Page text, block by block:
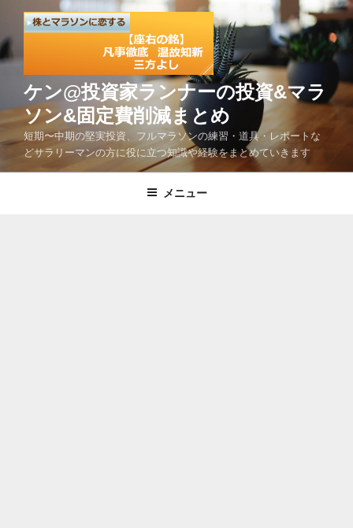
テ
ン
ス
キ
ケン@投資家ランナーの投資&マラ
ソン&固定費削減まとめ
短期〜中期の堅実投資、フルマラソンの練習・道具・レポートな
どサラリーマンの方に役に立つ知識や経験をまとめていきます
メニュー